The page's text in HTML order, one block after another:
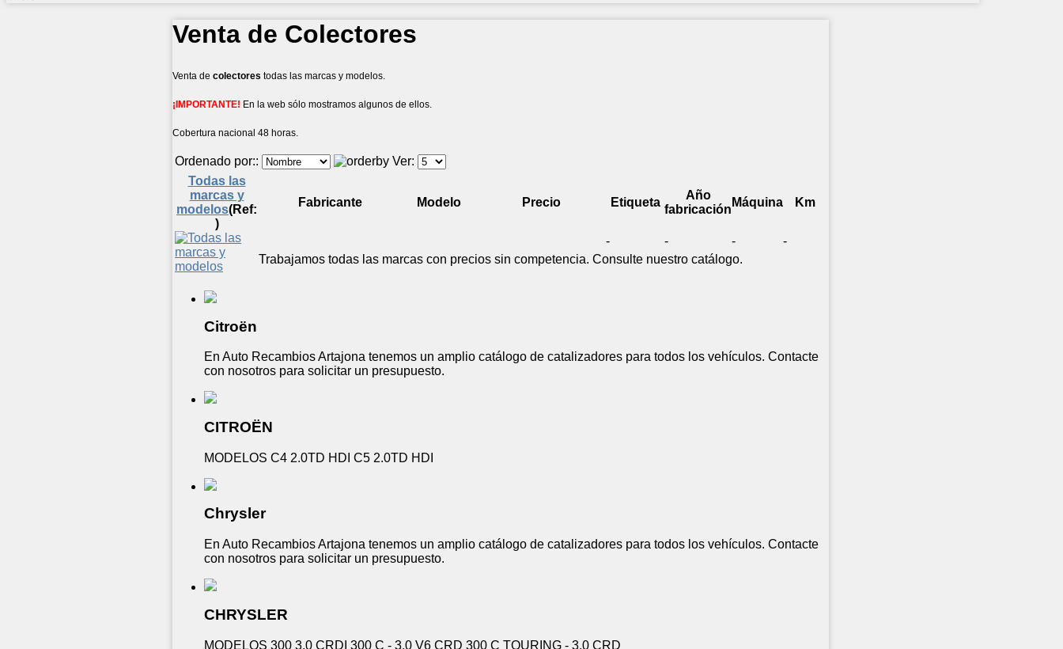
Venta de Colectores
Venta de colectores todas las marcas y modelos.
¡IMPORTANTE! En la web sólo mostramos algunos de ellos.
Cobertura nacional 48 horas.
Ordenado por::
Ver:
Todas las
marcas y
modelos(Ref:
)
Fabricante Modelo Precio Etiqueta
Año
fabricación
Máquina Km
- - -
-
Trabajamos todas las marcas con precios sin competencia. Consulte nuestro catálogo.
Citroën
En Auto Recambios Artajona tenemos un amplio catálogo de catalizadores para todos los vehículos. Contacte
con nosotros para solicitar un presupuesto.
CITROËN
MODELOS C4 2.0TD HDI C5 2.0TD HDI
Chrysler
En Auto Recambios Artajona tenemos un amplio catálogo de catalizadores para todos los vehículos. Contacte
con nosotros para solicitar un presupuesto.
CHRYSLER
MODELOS 300 3.0 CRDI 300 C - 3.0 V6 CRD 300 C TOURING - 3.0 CRD